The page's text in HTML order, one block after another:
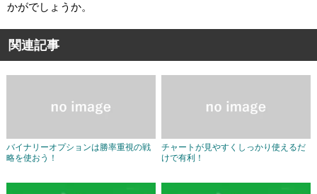
かがでしょうか。
関連記事
バイナリーオプションは勝率重視の戦
略を使おう！
チャートが見やすくしっかり使えるだ
けで有利！